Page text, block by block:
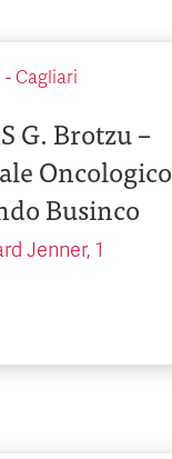
- Cagliari
G. Brotzu –
Oncologico
Businco
Jenner, 1